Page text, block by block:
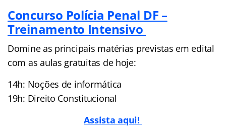
Concurso Polícia Penal DF –
Treinamento Intensivo
Domine as principais matérias previstas em edital
com as aulas gratuitas de hoje:
14h: Noções de informática
19h: Direito Constitucional
Assista aqui!